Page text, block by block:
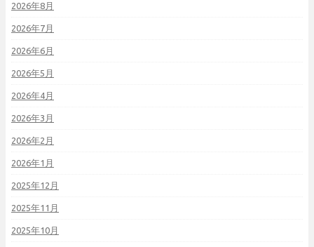
2026年8月
2026年7月
2026年6月
2026年5月
2026年4月
2026年3月
2026年2月
2026年1月
2025年12月
2025年11月
2025年10月